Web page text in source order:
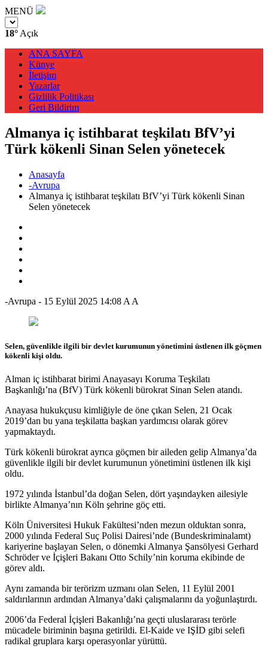
MENÜ
18° Açık
ANA SAYFA
Künye
İletişim
Yazarlar
Gizlilik Politikası
Geri Bildirim
Almanya iç istihbarat teşkilatı BfV’yi
Türk kökenli Sinan Selen yönetecek
Anasayfa
-Avrupa
Almanya iç istihbarat teşkilatı BfV’yi Türk kökenli Sinan
Selen yönetecek
-Avrupa - 15 Eylül 2025 14:08 A A
Selen, güvenlikle ilgili bir devlet kurumunun yönetimini üstlenen ilk göçmen
kökenli kişi oldu.
Alman iç istihbarat birimi Anayasayı Koruma Teşkilatı
Başkanlığı’na (BfV) Türk kökenli bürokrat Sinan Selen atandı.
Anayasa hukukçusu kimliğiyle de öne çıkan Selen, 21 Ocak
2019’dan bu yana teşkilatta başkan yardımcısı olarak görev
yapmaktaydı.
Türk kökenli bürokrat ayrıca göçmen bir aileden gelip Almanya’da
güvenlikle ilgili bir devlet kurumunun yönetimini üstlenen ilk kişi
oldu.
1972 yılında İstanbul’da doğan Selen, dört yaşındayken ailesiyle
birlikte Almanya’nın Köln şehrine göç etti.
Köln Üniversitesi Hukuk Fakültesi’nden mezun olduktan sonra,
2000 yılında Federal Suç Polisi Dairesi’nde (Bundeskriminalamt)
kariyerine başlayan Selen, o dönemki Almanya Şansölyesi Gerhard
Schröder ve İçişleri Bakanı Otto Schily’nin koruma ekibinde de
görev aldı.
Aynı zamanda bir terörizm uzmanı olan Selen, 11 Eylül 2001
saldırılarının ardından Almanya’daki çalışmalarını da yoğunlaştırdı.
2006’da Federal İçişleri Bakanlığı’na geçti uluslararası terörle
mücadele biriminin başına getirildi. El-Kaide ve IŞİD gibi selefi
radikal gruplara karşı operasyonlar yürüttü.